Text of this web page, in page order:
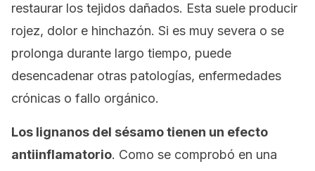
restaurar los tejidos dañados. Esta suele producir
rojez, dolor e hinchazón. Si es muy severa o se
prolonga durante largo tiempo, puede
desencadenar otras patologías, enfermedades
crónicas o fallo orgánico.
Los lignanos del sésamo tienen un efecto
antiinflamatorio. Como se comprobó en una